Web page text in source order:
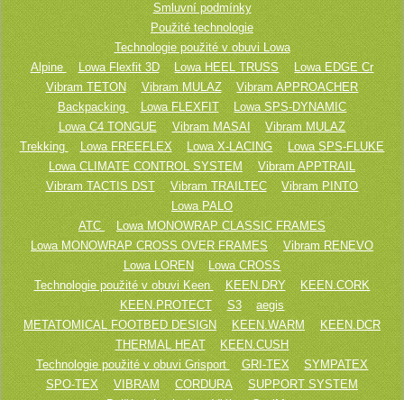
Smluvní podmínky
Použité technologie
Technologie použité v obuvi Lowa
Alpine
Lowa Flexfit 3D Lowa HEEL TRUSS
Lowa EDGE Cr
Vibram TETON
Vibram MULAZ
Vibram APPROACHER
Backpacking
Lowa FLEXFIT
Lowa SPS-DYNAMIC
Lowa C4 TONGUE
Vibram MASAI
Vibram MULAZ
Trekking
Lowa FREEFLEX Lowa X-LACING
Lowa SPS-FLUKE
Lowa CLIMATE CONTROL SYSTEM
Vibram APPTRAIL
Vibram TACTIS DST
Vibram TRAILTEC
Vibram PINTO
Lowa PALO
ATC
Lowa MONOWRAP CLASSIC FRAMES
Lowa MONOWRAP CROSS OVER FRAMES
Vibram RENEVO
Lowa LOREN
Lowa CROSS
Technologie použité v obuvi Keen
KEEN.DRY
KEEN.CORK
KEEN.PROTECT
S3
aegis
METATOMICAL FOOTBED DESIGN
KEEN.WARM
KEEN.DCR
THERMAL HEAT
KEEN.CUSH
Technologie použité v obuvi Grisport
GRI-TEX
SYMPATEX
SPO-TEX
VIBRAM CORDURA
SUPPORT SYSTEM